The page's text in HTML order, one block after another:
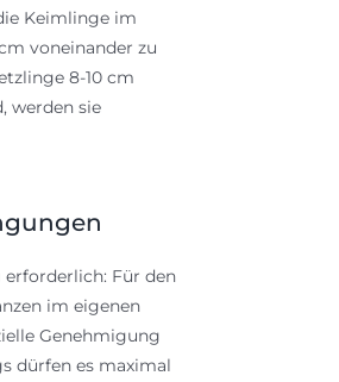
Keimlinge im
voneinander zu
8-10 cm
werden sie
Für den
im eigenen
Genehmigung
dürfen es maximal